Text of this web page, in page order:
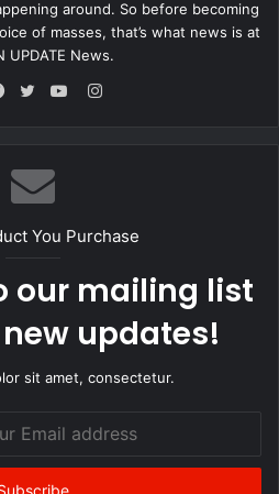
around. So before becoming
of masses, that’s what news is at
UPDATE News.
Instagram
You Purchase
our mailing list
updates!
sit amet, consectetur.